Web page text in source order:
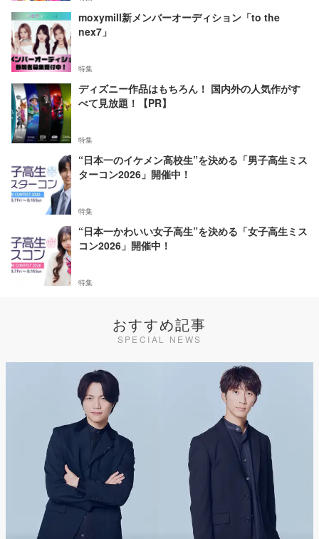
moxymill新メンバーオーディション「to the
nex7」
特集
ディズニー作品はもちろん！ 国内外の人気作がす
べて見放題！【PR】
特集
“日本一のイケメン高校生”を決める「男子高生ミス
ターコン2026」開催中！
特集
“日本一かわいい女子高生”を決める「女子高生ミス
コン2026」開催中！
特集
おすすめ記事
SPECIAL NEWS